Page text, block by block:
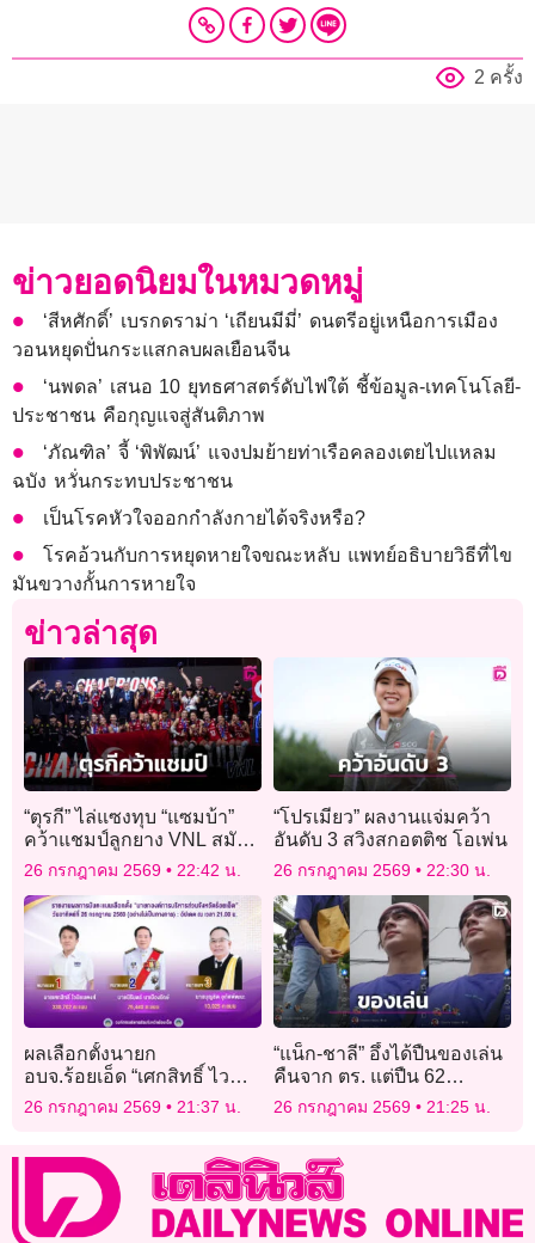
2 ครั้ง
ข่าวยอดนิยมในหมวดหมู่
‘สีหศักดิ์’ เบรกดราม่า ‘เถียนมีมี่’ ดนตรีอยู่เหนือการเมือง
วอนหยุดปั่นกระแสกลบผลเยือนจีน
‘นพดล’ เสนอ 10 ยุทธศาสตร์ดับไฟใต้ ชี้ข้อมูล-เทคโนโลยี-
ประชาชน คือกุญแจสู่สันติภาพ
‘ภัณฑิล’ จี้ ‘พิพัฒน์’ แจงปมย้ายท่าเรือคลองเตยไปแหลม
ฉบัง หวั่นกระทบประชาชน
เป็นโรคหัวใจออกกำลังกายได้จริงหรือ?
โรคอ้วนกับการหยุดหายใจขณะหลับ แพทย์อธิบายวิธีที่ไข
มันขวางกั้นการหายใจ
ข่าวล่าสุด
“ตุรกี” ไล่แซงทุบ “แซมบ้า”
คว้าแชมป์ลูกยาง VNL สมัย
2
26 กรกฎาคม 2569 22:42 น.
“โปรเมียว” ผลงานแจ่มคว้า
อันดับ 3 สวิงสกอตติช โอเพ่น
26 กรกฎาคม 2569 22:30 น.
ผลเลือกตั้งนายก
อบจ.ร้อยเอ็ด “เศกสิทธิ์ ไว
นิยมพงศ์” แชมป์เก่าชนะ
ขาดลอย
26 กรกฎาคม 2569 21:37 น.
“แน็ก-ชาลี” อึ้งได้ปืนของเล่น
คืนจาก ตร. แต่ปืน 62
กระบอก ของมีค่าหลายล้าน
ยังไม่ได้!
26 กรกฎาคม 2569 21:25 น.